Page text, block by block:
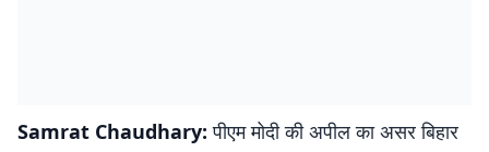
Samrat Chaudhary: पीएम मोदी की अपील का असर बिहार